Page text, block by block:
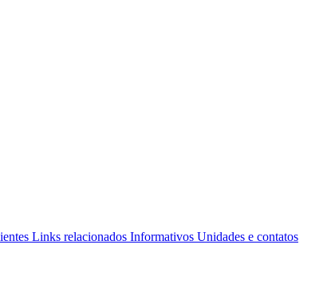
Links relacionados Informativos Unidades e contatos